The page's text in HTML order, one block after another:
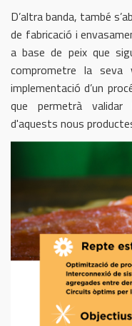
D’altra banda, també
de fabricació i
a base de peix que
comprometre la
implementació d’un
que permetrà
d'aquests nous